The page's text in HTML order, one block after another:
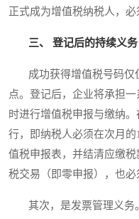
正式成为增值税纳税人，必
三、 登记后的持续义
成功获得增值税号码仅
点。登记后，企业将承担
时进行增值税申报与缴纳
行，即纳税人必须在次月
值税申报表，并结清应缴
税交易（即零申报），也必
其次，是发票管理义务